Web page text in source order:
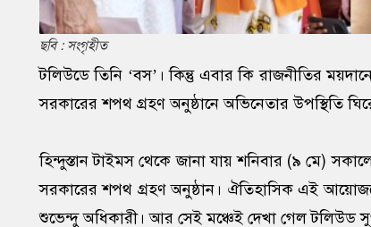
ছবি : সংগৃহীত
টলিউডে তিনি ‘বস’। কিন্তু এবার কি রাজনীতির
সরকারের শপথ গ্রহণ অনুষ্ঠানে অভিনেতার উপস্থিতি
হিন্দুস্তান টাইমস থেকে জানা যায় শনিবার (৯ মে)
সরকারের শপথ গ্রহণ অনুষ্ঠান। ঐতিহাসিক এই আয়োজনে
শুভেন্দু অধিকারী। আর সেই মঞ্চেই দেখা গেল টলিউড